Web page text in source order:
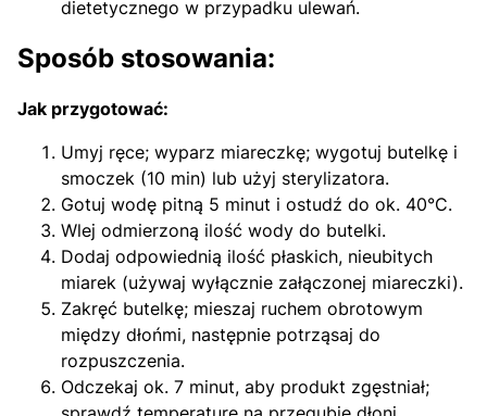
dietetycznego w przypadku ulewań.
Sposób stosowania:
Jak przygotować:
Umyj ręce; wyparz miareczkę; wygotuj butelkę i
smoczek (10 min) lub użyj sterylizatora.
Gotuj wodę pitną 5 minut i ostudź do ok. 40°C.
Wlej odmierzoną ilość wody do butelki.
Dodaj odpowiednią ilość płaskich, nieubitych
miarek (używaj wyłącznie załączonej miareczki).
Zakręć butelkę; mieszaj ruchem obrotowym
między dłońmi, następnie potrząsaj do
rozpuszczenia.
Odczekaj ok. 7 minut, aby produkt zgęstniał;